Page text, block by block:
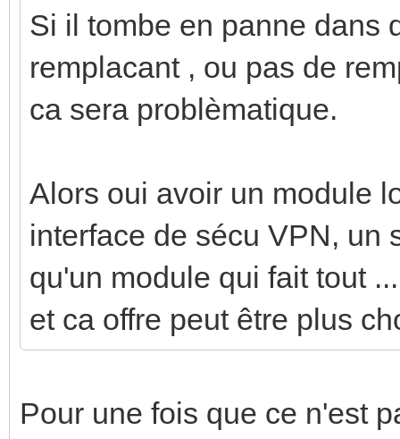
Si il tombe en panne dans
remplacant , ou pas de
ca sera problèmatique.
Alors oui avoir un module
interface de sécu VPN, un
qu'un module qui fait tout
et ca offre peut être plus
Pour une fois que ce n'est